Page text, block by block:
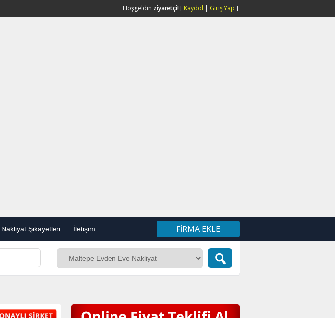
Hoşgeldin ziyaretçi! [ Kaydol | Giriş Yap ]
Nakliyat Şikayetleri İletişim FIRMA EKLE